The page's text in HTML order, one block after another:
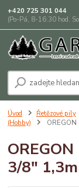
+420 725 301 044
(Po-Pá, 8-16:30 hod.
Úvod Řetězové pily
(Hobby)
3/8"